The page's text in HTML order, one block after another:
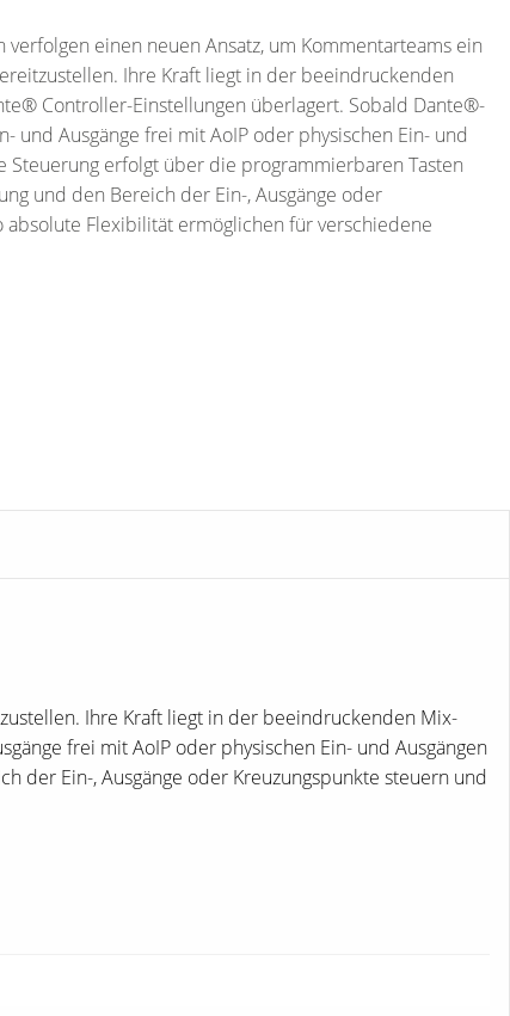
verfolgen einen neuen Ansatz, um Kommentarteams ein
Ihre Kraft liegt in der beeindruckenden
Controller-Einstellungen überlagert. Sobald Dante®-
und Ausgänge frei mit AoIP oder physischen Ein- und
Steuerung erfolgt über die programmierbaren Tasten
und den Bereich der Ein-, Ausgänge oder
absolute Flexibilität ermöglichen für verschiedene
Ihre Kraft liegt in der beeindruckenden Mix-
frei mit AoIP oder physischen Ein- und Ausgängen
der Ein-, Ausgänge oder Kreuzungspunkte steuern und